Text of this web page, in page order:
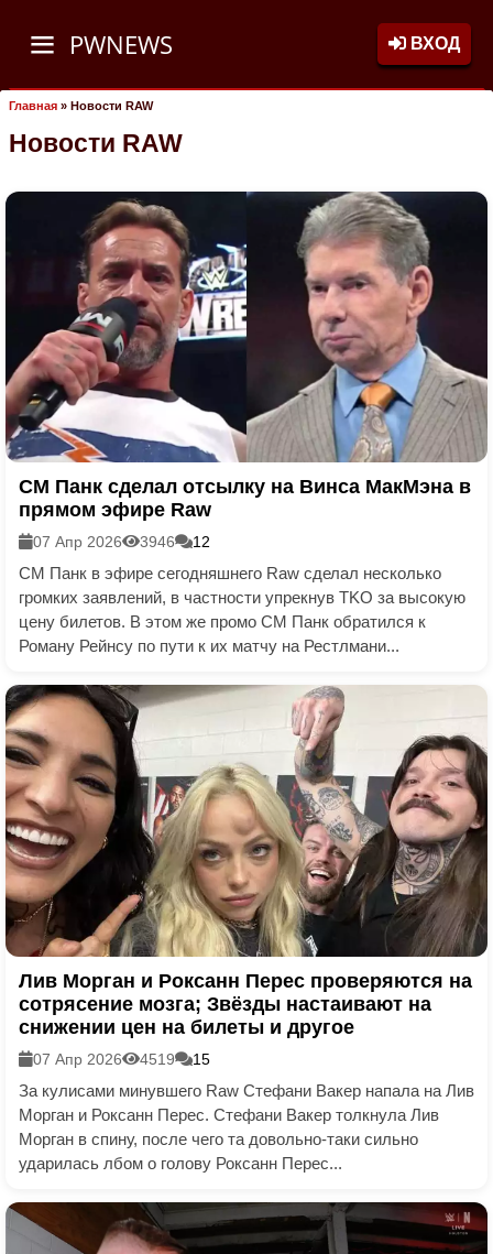
PWNEWS ВХОД
Главная » Новости RAW
Новости RAW
СМ Панк сделал отсылку на Винса МакМэна в
прямом эфире Raw
07 Апр 2026 3946 12
СМ Панк в эфире сегодняшнего Raw сделал несколько
громких заявлений, в частности упрекнув TKO за высокую
цену билетов. В этом же промо СМ Панк обратился к
Роману Рейнсу по пути к их матчу на Рестлмани...
Лив Морган и Роксанн Перес проверяются на
сотрясение мозга; Звёзды настаивают на
снижении цен на билеты и другое
07 Апр 2026 4519 15
За кулисами минувшего Raw Стефани Вакер напала на Лив
Морган и Роксанн Перес. Стефани Вакер толкнула Лив
Морган в спину, после чего та довольно-таки сильно
ударилась лбом о голову Роксанн Перес...